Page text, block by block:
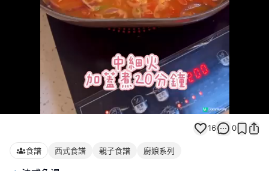
Loaded:
100.00%
16 0
食譜 西式食譜 親子食譜 廚娘系列